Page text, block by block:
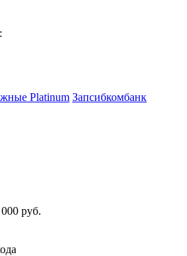
Platinum Запсибкомбанк
руб.